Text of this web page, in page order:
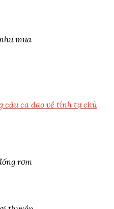
mưa
câu ca dao về tính tự chủ
rơm